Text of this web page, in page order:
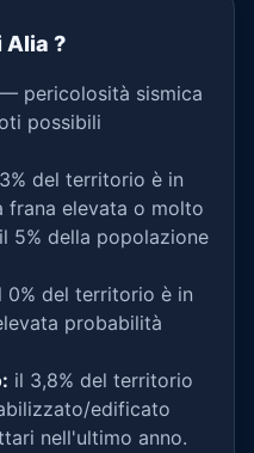
Alia ?
pericolosità sismica
possibili
del territorio è in
frana elevata o molto
5% della popolazione
0% del territorio è in
probabilità
il 3,8% del territorio
edificato
nell'ultimo anno.